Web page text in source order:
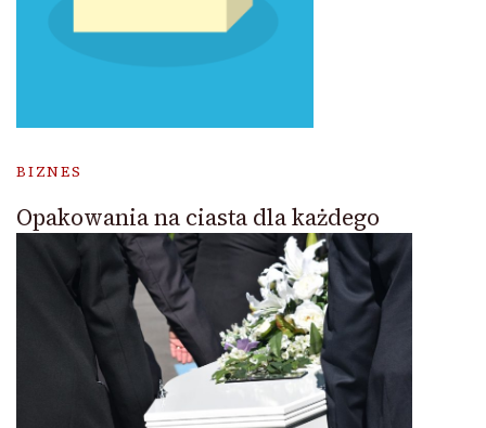
BIZNES
Opakowania na ciasta dla każdego